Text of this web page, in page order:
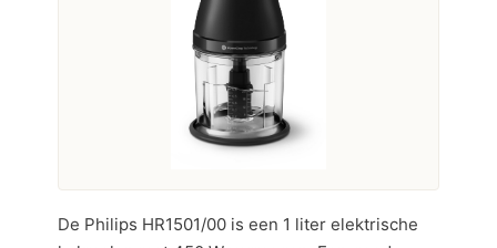
De Philips HR1501/00 is een 1 liter elektrische